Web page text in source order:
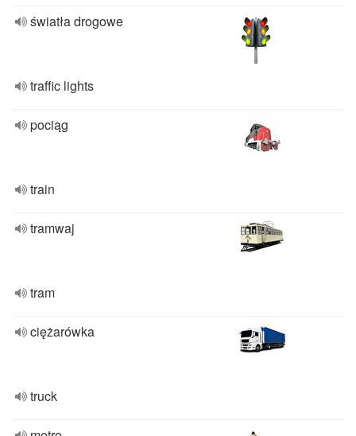
światła drogowe
traffic lights
pociąg
train
tramwaj
tram
ciężarówka
truck